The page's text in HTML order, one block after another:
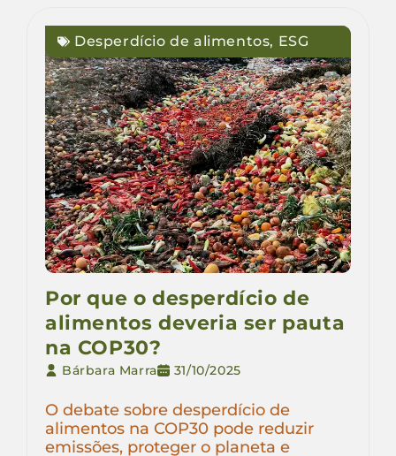
Desperdício de alimentos, ESG
Por que o desperdício de
alimentos deveria ser pauta
na COP30?
Bárbara Marra 31/10/2025
O debate sobre desperdício de
alimentos na COP30 pode reduzir
emissões, proteger o planeta e